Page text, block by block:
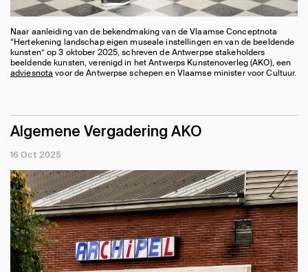
Naar aanleiding van de bekendmaking van de Vlaamse Conceptnota
“Hertekening landschap eigen museale instellingen en van de beeldende
kunsten” op 3 oktober 2025, schreven de Antwerpse stakeholders
beeldende kunsten, verenigd in het Antwerps Kunstenoverleg (AKO), een
adviesnota voor de Antwerpse schepen en Vlaamse minister voor Cultuur.
Algemene Vergadering AKO
16 Oct 2025